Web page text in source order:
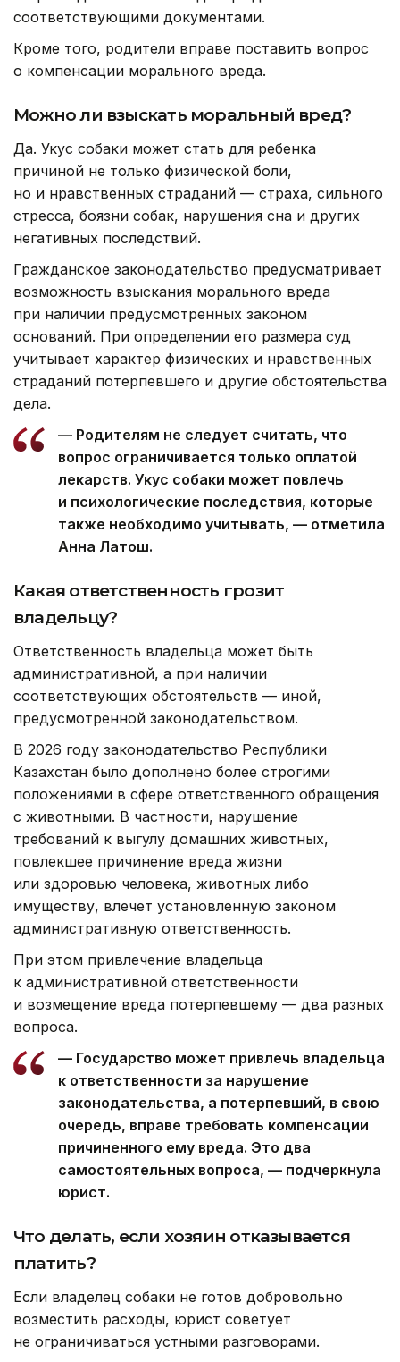
соответствующими документами.
Кроме того, родители вправе поставить вопрос
о компенсации морального вреда.
Можно ли взыскать моральный вред?
Да. Укус собаки может стать для ребенка
причиной не только физической боли,
но и нравственных страданий — страха, сильного
стресса, боязни собак, нарушения сна и других
негативных последствий.
Гражданское законодательство предусматривает
возможность взыскания морального вреда
при наличии предусмотренных законом
оснований. При определении его размера суд
учитывает характер физических и нравственных
страданий потерпевшего и другие обстоятельства
дела.
— Родителям не следует считать, что
вопрос ограничивается только оплатой
лекарств. Укус собаки может повлечь
и психологические последствия, которые
также необходимо учитывать, — отметила
Анна Латош.
Какая ответственность грозит
владельцу?
Ответственность владельца может быть
административной, а при наличии
соответствующих обстоятельств — иной,
предусмотренной законодательством.
В 2026 году законодательство Республики
Казахстан было дополнено более строгими
положениями в сфере ответственного обращения
с животными. В частности, нарушение
требований к выгулу домашних животных,
повлекшее причинение вреда жизни
или здоровью человека, животных либо
имуществу, влечет установленную законом
административную ответственность.
При этом привлечение владельца
к административной ответственности
и возмещение вреда потерпевшему — два разных
вопроса.
— Государство может привлечь владельца
к ответственности за нарушение
законодательства, а потерпевший, в свою
очередь, вправе требовать компенсации
причиненного ему вреда. Это два
самостоятельных вопроса, — подчеркнула
юрист.
Что делать, если хозяин отказывается
платить?
Если владелец собаки не готов добровольно
возместить расходы, юрист советует
не ограничиваться устными разговорами.